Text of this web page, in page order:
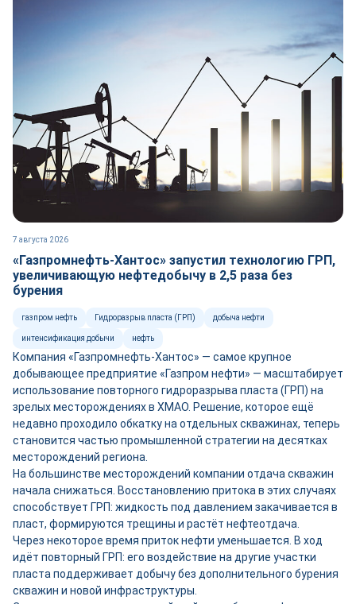
7 августа 2026
«Газпромнефть-Хантос» запустил технологию ГРП,
увеличивающую нефтедобычу в 2,5 раза без
бурения
газпром нефть Гидроразрыв пласта (ГРП) добыча нефти
интенсификация добычи нефть
Компания «Газпромнефть-Хантос» — самое крупное
добывающее предприятие «Газпром нефти» — масштабирует
использование повторного гидроразрыва пласта (ГРП) на
зрелых месторождениях в ХМАО. Решение, которое ещё
недавно проходило обкатку на отдельных скважинах, теперь
становится частью промышленной стратегии на десятках
месторождений региона.
На большинстве месторождений компании отдача скважин
начала снижаться. Восстановлению притока в этих случаях
способствует ГРП: жидкость под давлением закачивается в
пласт, формируются трещины и растёт нефтеотдача.
Через некоторое время приток нефти уменьшается. В ход
идёт повторный ГРП: его воздействие на другие участки
пласта поддерживает добычу без дополнительного бурения
скважин и новой инфраструктуры.